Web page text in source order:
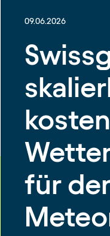
09.06.2026
für